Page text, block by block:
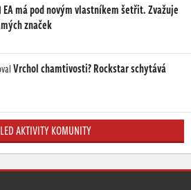
EA má pod novým vlastníkem šetřit. Zvažuje
značek
Vrchol chamtivosti? Rockstar schytává
AKTIVITY KOMUNITY